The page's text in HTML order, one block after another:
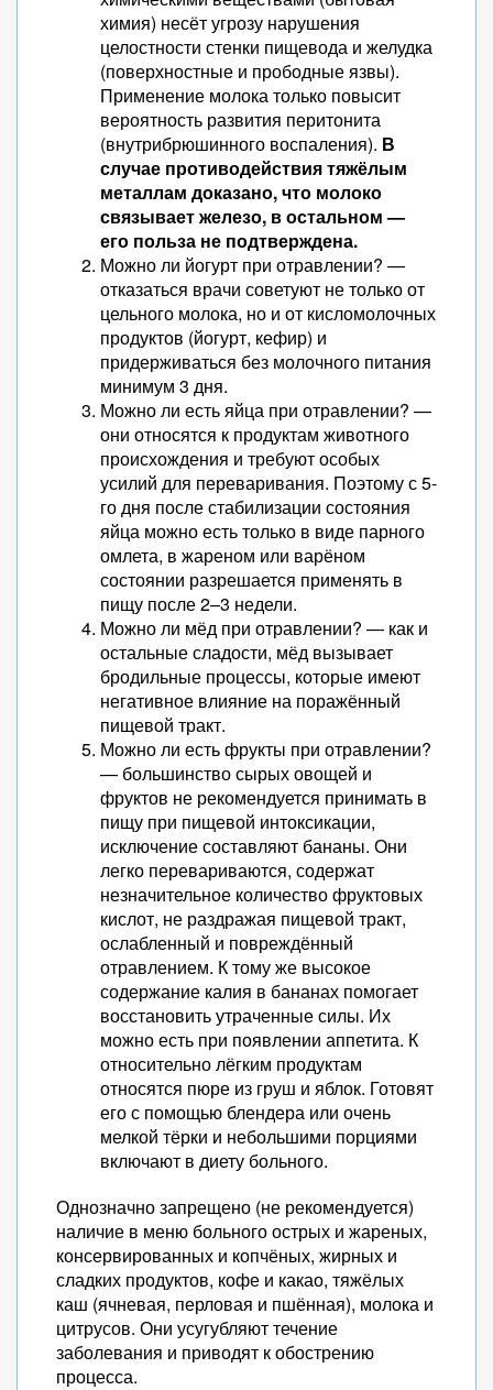
химия) несёт угрозу нарушения
целостности стенки пищевода и желудка
(поверхностные и прободные язвы).
Применение молока только повысит
вероятность развития перитонита
(внутрибрюшинного воспаления). В
случае противодействия тяжёлым
металлам доказано, что молоко
связывает железо, в остальном —
его польза не подтверждена.
Можно ли йогурт при отравлении? —
отказаться врачи советуют не только от
цельного молока, но и от кисломолочных
продуктов (йогурт, кефир) и
придерживаться без молочного питания
минимум 3 дня.
Можно ли есть яйца при отравлении? —
они относятся к продуктам животного
происхождения и требуют особых
усилий для переваривания. Поэтому с 5-
го дня после стабилизации состояния
яйца можно есть только в виде парного
омлета, в жареном или варёном
состоянии разрешается применять в
пищу после 2–3 недели.
Можно ли мёд при отравлении? — как и
остальные сладости, мёд вызывает
бродильные процессы, которые имеют
негативное влияние на поражённый
пищевой тракт.
Можно ли есть фрукты при отравлении?
— большинство сырых овощей и
фруктов не рекомендуется принимать в
пищу при пищевой интоксикации,
исключение составляют бананы. Они
легко перевариваются, содержат
незначительное количество фруктовых
кислот, не раздражая пищевой тракт,
ослабленный и повреждённый
отравлением. К тому же высокое
содержание калия в бананах помогает
восстановить утраченные силы. Их
можно есть при появлении аппетита. К
относительно лёгким продуктам
относятся пюре из груш и яблок. Готовят
его с помощью блендера или очень
мелкой тёрки и небольшими порциями
включают в диету больного.
Однозначно запрещено (не рекомендуется)
наличие в меню больного острых и жареных,
консервированных и копчёных, жирных и
сладких продуктов, кофе и какао, тяжёлых
каш (ячневая, перловая и пшённая), молока и
цитрусов. Они усугубляют течение
заболевания и приводят к обострению
процесса.